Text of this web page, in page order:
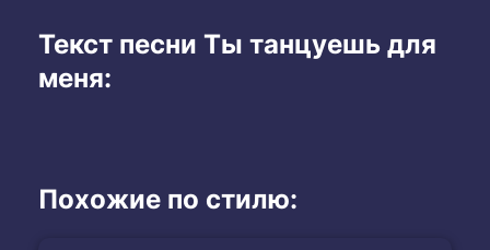
Текст песни Ты танцуешь для
меня:
Похожие по стилю: